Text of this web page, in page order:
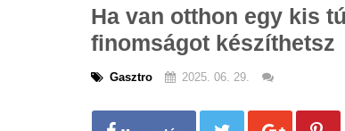
Ha van otthon egy kis
finomságot készíthetsz
Gasztro 2025. 06. 29.